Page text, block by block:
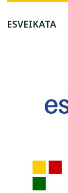
ESVEIKATA